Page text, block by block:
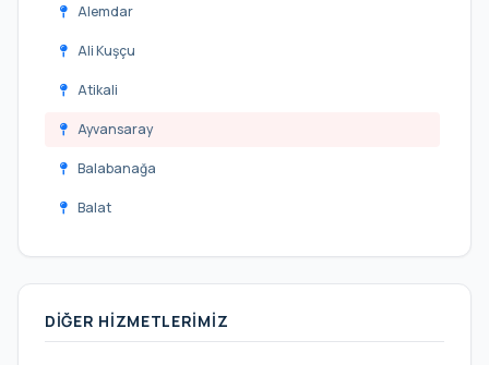
Alemdar
Ali Kuşçu
Atikali
Ayvansaray
Balabanağa
Balat
Binbirdirek
Cankurtaran
DIĞER HIZMETLERIMIZ